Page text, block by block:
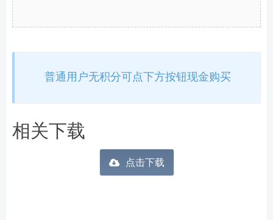
普通用户无积分可点下方按钮现金购买
相关下载
点击下载